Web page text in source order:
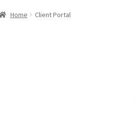
Inicio Carrito Client Portal
Home Client Portal